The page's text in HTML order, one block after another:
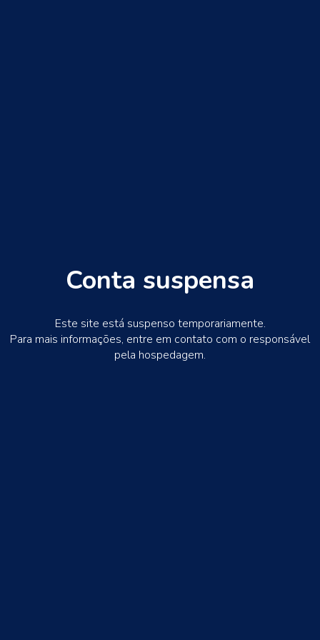
Conta suspensa
Este site está suspenso temporariamente.
Para mais informações, entre em contato com o responsável
pela hospedagem.